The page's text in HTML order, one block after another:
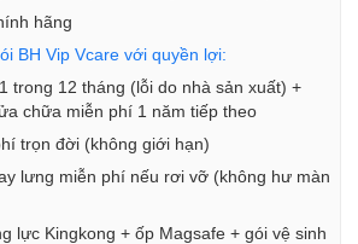
hãng
BH Vip Vcare với quyền lợi:
trong 12 tháng (lỗi do nhà sản xuất) +
chữa miễn phí 1 năm tiếp theo
trọn đời (không giới hạn)
lưng miễn phí nếu rơi vỡ (không hư màn
lực Kingkong + ốp Magsafe + gói vệ sinh